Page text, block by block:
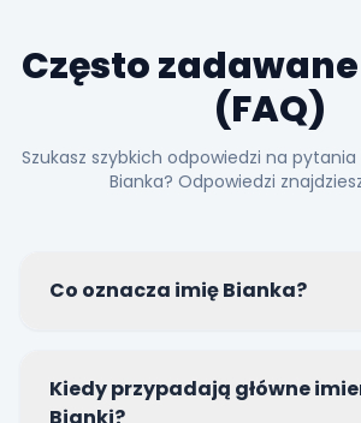
Często
(FAQ)
Szukasz szybkich odpowiedzi na
Bianka? Odpowiedzi
Co oznacza imię Bianka?
osobę 'białą', 'czystą' lub 'lśniącą'.
Kiedy przypadają główne